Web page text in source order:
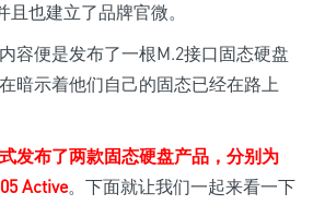
且也建立了品牌官微。
容便是发布了一根M.2接口固态硬盘
暗示着他们自己的固态已经在路上
发布了两款固态硬盘产品，分别为
Active。下面就让我们一起来看一下